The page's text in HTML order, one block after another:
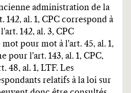
administration de la
142, al. 1, CPC correspond à
142, al. 3, CPC
pour mot à l'art. 45, al. 1,
pour l'art. 143, al. 1, CPC,
48, al. 1, LTF. Les
relatifs à la loi sur